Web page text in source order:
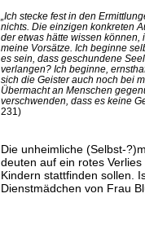
„Ich stecke fest in den
nichts. Die einzigen konkreten
der etwas hätte wissen können,
meine Vorsätze. Ich beginne
es sein, dass geschundene
verlangen? Ich beginne,
sich die Geister auch noch bei
Übermacht an Menschen
verschwenden, dass es keine
231)
Die unheimliche (Selbst-
deuten auf ein rotes
Kindern stattfinden sollen.
Dienstmädchen von Frau